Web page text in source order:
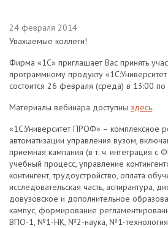
24 февраля 2014
Уважаемые коллеги!
Фирма «1С» приглашает Вас принять
программному продукту
состоится 26 февраля (среда) в 13:00
Материалы вебинара доступны здесь.
«1С:Университет ПРОФ» – комплексное
автоматизации управления вузом,
приемная кампания (в т. ч. интеграция с
учебный процесс, управление
контингент, трудоустройство, оплата
исследовательская часть, аспирантура,
довузовское и дополнительное
кампус, формирование
ВПО-1, №1-НК, №2-наука, №1-